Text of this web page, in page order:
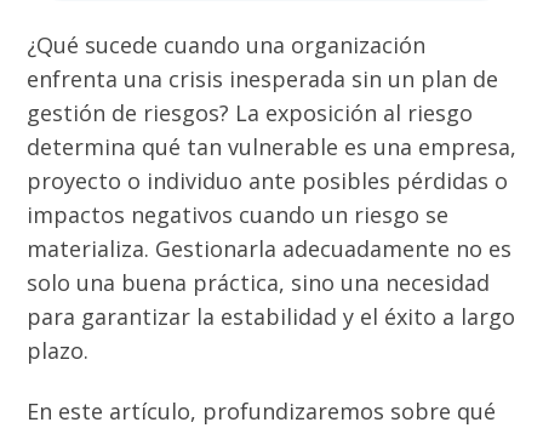
¿Qué sucede cuando una organización
enfrenta una crisis inesperada sin un plan de
gestión de riesgos? La exposición al riesgo
determina qué tan vulnerable es una empresa,
proyecto o individuo ante posibles pérdidas o
impactos negativos cuando un riesgo se
materializa. Gestionarla adecuadamente no es
solo una buena práctica, sino una necesidad
para garantizar la estabilidad y el éxito a largo
plazo.
En este artículo, profundizaremos sobre qué